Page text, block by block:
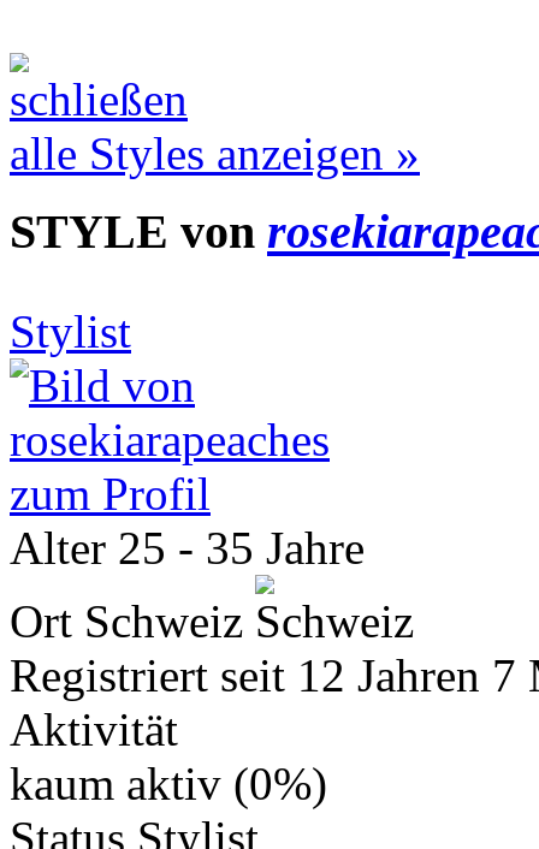
alle Styles anzeigen »
STYLE von
Stylist
zum Profil
Alter 25 - 35 Jahre
Ort Schweiz
Registriert seit 12 Jahren 7
Aktivität
kaum aktiv (0%)
Status Stylist